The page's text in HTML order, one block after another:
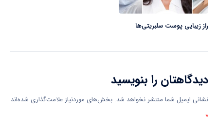
راز زیبایی پوست سلبریتی‌ها
دیدگاهتان را بنویسید
نشانی ایمیل شما منتشر نخواهد شد. بخش‌های موردنیاز علامت‌گذاری شده‌اند
*